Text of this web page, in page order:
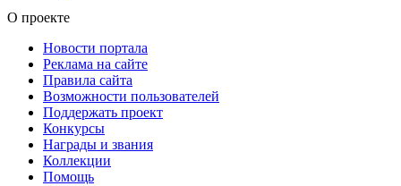
О проекте
Новости портала
Реклама на сайте
Правила сайта
Возможности пользователей
Поддержать проект
Конкурсы
Награды и звания
Коллекции
Помощь